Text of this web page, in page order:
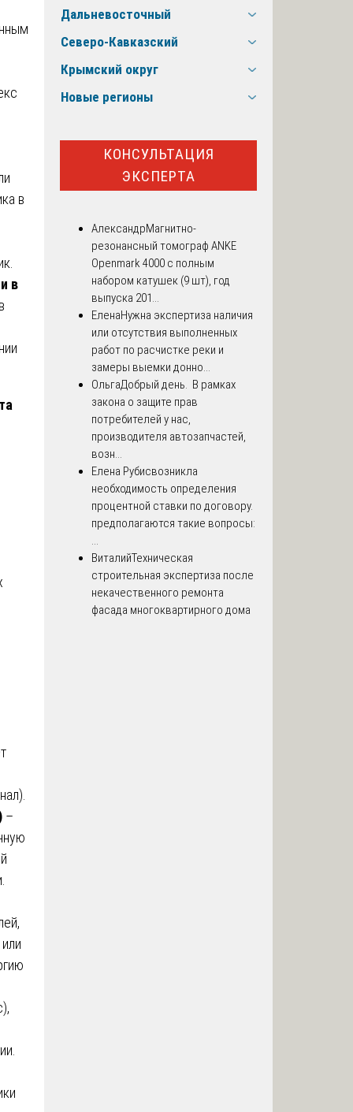
в
в
–
Дальневосточный
Северо-Кавказский
Крымский округ
Новые регионы
КОНСУЛЬТАЦИЯ
ЭКСПЕРТА
АлександрМагнитно-
резонансный томограф ANKE
Openmark 4000 с полным
набором катушек (9 шт), год
выпуска 201...
ЕленаНужна экспертиза наличия
или отсутствия выполненных
работ по расчистке реки и
замеры выемки донно...
ОльгаДобрый день. В рамках
закона о защите прав
потребителей у нас,
производителя автозапчастей,
возн...
Елена Рубисвозникла
необходимость определения
процентной ставки по договору.
предполагаются такие вопросы:
...
ВиталийТехническая
строительная экспертиза после
некачественного ремонта
фасада многоквартирного дома